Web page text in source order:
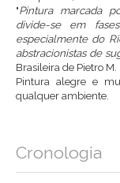
"Pintura marcada
divide-se em
especialmente do
abstracionistas de
Brasileira de Pietro M.
Pintura alegre e
qualquer ambiente.
Cronologia